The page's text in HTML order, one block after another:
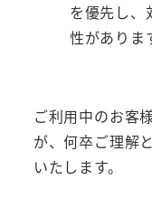
を優先し、
性がありま
ご利用中のお客
が、何卒ご理解
いたします。